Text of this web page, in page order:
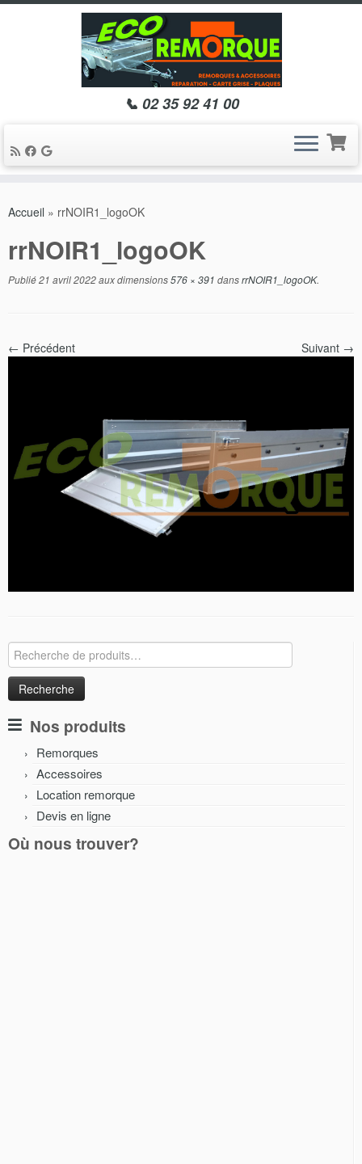
au
📞 02 35 92 41 00
Accueil » rrNOIR1_logoOK
rrNOIR1_logoOK
Publié21 avril 2022aux dimensions576 × 391 dansrrNOIR1_logoOK.
← Précédent Suivant →
Recherche
pour :
Nos produits
Remorques
Accessoires
Location remorque
Devis en ligne
Où nous trouver?